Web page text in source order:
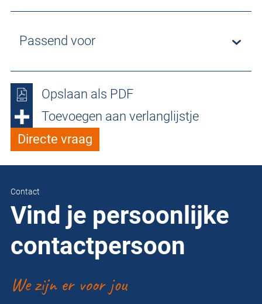
Passend voor
Opslaan als PDF
Toevoegen aan verlanglijstje
Directe vraag
Contact
Vind je persoonlijke
contactpersoon
We zijn er voor jou